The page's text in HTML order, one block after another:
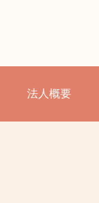
法人概要